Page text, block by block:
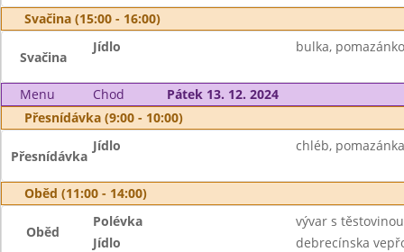
Svačina (15:00 - 16:00)
Svačina
Jídlo bulka,
Menu Chod
Pátek 13. 12. 2024
Přesnídávka (9:00 - 10:00)
Přesnídávka
Jídlo chléb,
Oběd (11:00 - 14:00)
Oběd
Polévka
vývar s těstovinou
Jídlo
debrecínska